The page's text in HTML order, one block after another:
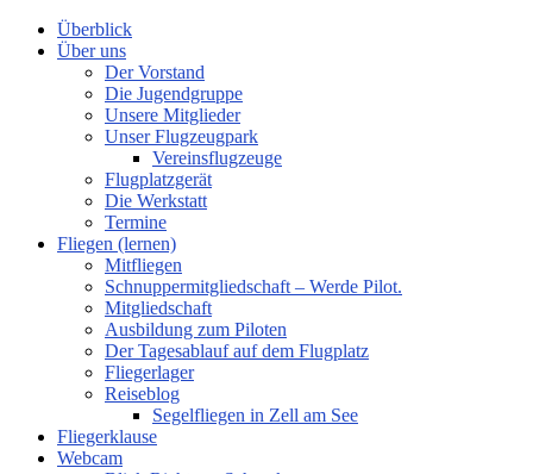
Überblick
Über uns
Der Vorstand
Die Jugendgruppe
Unsere Mitglieder
Unser Flugzeugpark
Vereinsflugzeuge
Flugplatzgerät
Die Werkstatt
Termine
Fliegen (lernen)
Mitfliegen
Schnuppermitgliedschaft – Werde Pilot.
Mitgliedschaft
Ausbildung zum Piloten
Der Tagesablauf auf dem Flugplatz
Fliegerlager
Reiseblog
Segelfliegen in Zell am See
Fliegerklause
Webcam